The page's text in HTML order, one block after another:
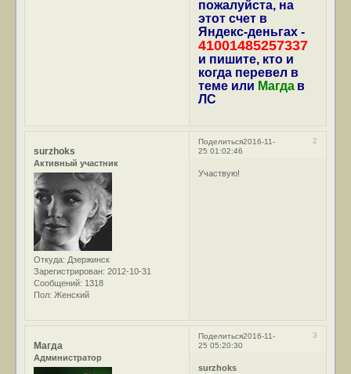
пожалуйста, на
этот счет в
Яндекс-деньгах -
41001485257337
и пишите, кто и
когда перевел в
теме или Магда в
ЛС
Поделиться 2
2016-11-
25 01:02:46
surzhoks
Активный участник
Откуда: Дзержинск
Зарегистрирован: 2012-10-31
Сообщений: 1318
Пол: Женский
Участвую!
Поделиться 3
2016-11-
25 05:20:30
Магда
Администратор
surzhoks